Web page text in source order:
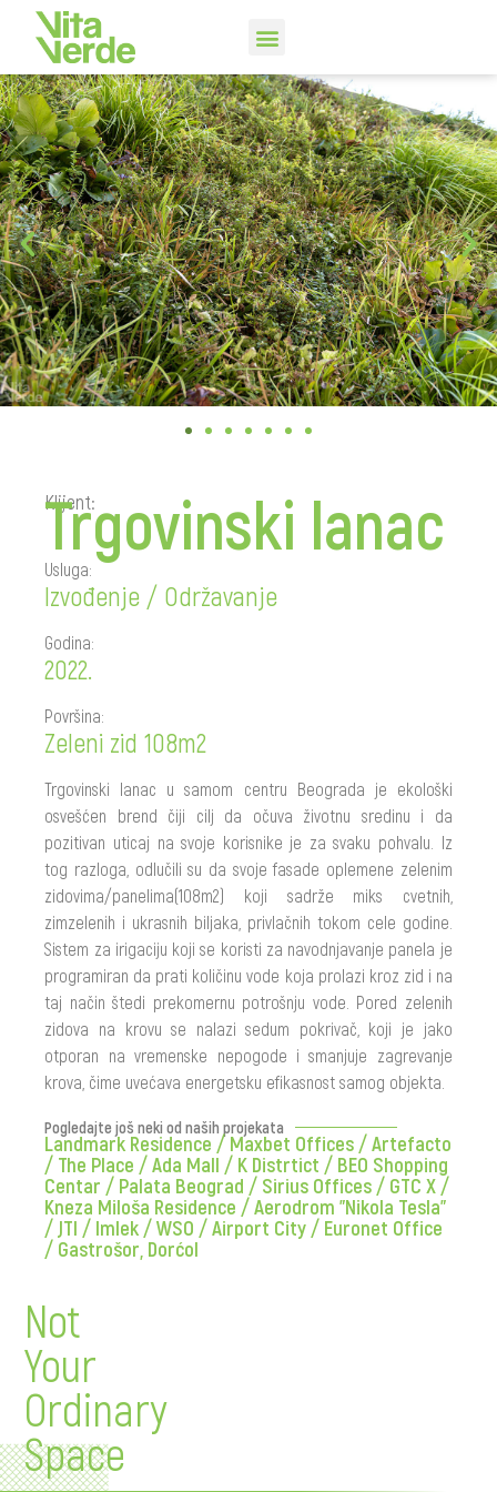
Klijent:
Trgovinski lanac
Usluga:
Izvođenje / Održavanje
Godina:
2022.
Površina:
Zeleni zid 108m2
Trgovinski lanac u samom centru Beograda je ekološki
osvešćen brend čiji cilj da očuva životnu sredinu i da
pozitivan uticaj na svoje korisnike je za svaku pohvalu. Iz
tog razloga, odlučili su da svoje fasade oplemene zelenim
zidovima/panelima(108m2) koji sadrže miks cvetnih,
zimzelenih i ukrasnih biljaka, privlačnih tokom cele godine.
Sistem za irigaciju koji se koristi za navodnjavanje panela je
programiran da prati količinu vode koja prolazi kroz zid i na
taj način štedi prekomernu potrošnju vode. Pored zelenih
zidova na krovu se nalazi sedum pokrivač, koji je jako
otporan na vremenske nepogode i smanjuje zagrevanje
krova, čime uvećava energetsku efikasnost samog objekta.
Pogledajte još neki od naših projekata
Landmark Residence/Maxbet Offices /Artefacto
/ The Place /Ada Mall / K Distrtict / BEO Shopping
Centar / Palata Beograd / Sirius Offices / GTC X/
Kneza Miloša Residence /Aerodrom "Nikola Tesla"
/ JTI / Imlek /WSO /Airport City / Euronet Office
/ Gastrošor, Dorćol
Not
Your
Ordinary
Space